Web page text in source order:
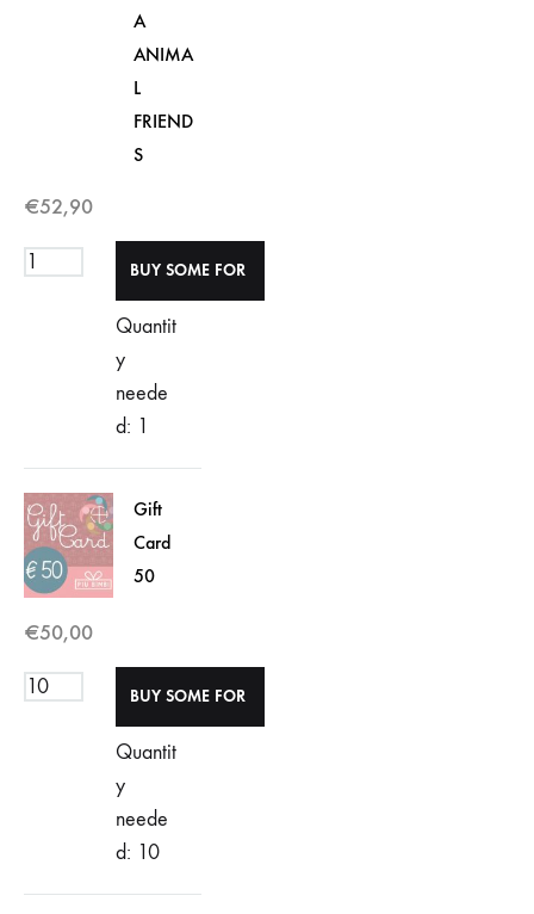
A
ANIMA
L
FRIEND
S
€52,90
Quantit
y
neede
d: 1
Gift
Card
50
€50,00
Quantit
y
neede
d: 10